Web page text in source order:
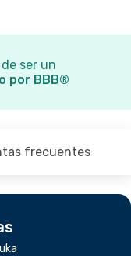
ser un
por BBB®
frecuentes